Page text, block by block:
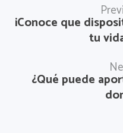
¡Conoce que
tu
¿Qué puede